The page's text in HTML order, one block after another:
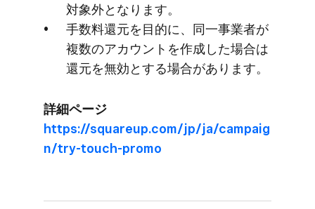
対象外と​なります。
手数料還元を​目的に、​同一事​業者が​
複数の​アカウントを​作成した​場合は​
還元を​無効とする​場合が​あります。
詳細ページ
https://squareup.com/jp/ja/campaig
n/try-touch-promo